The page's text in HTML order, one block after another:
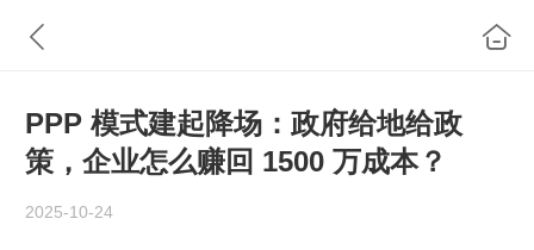
PPP 模式建起降场：政府给地给政
策，企业怎么赚回 1500 万成本？
2025-10-24